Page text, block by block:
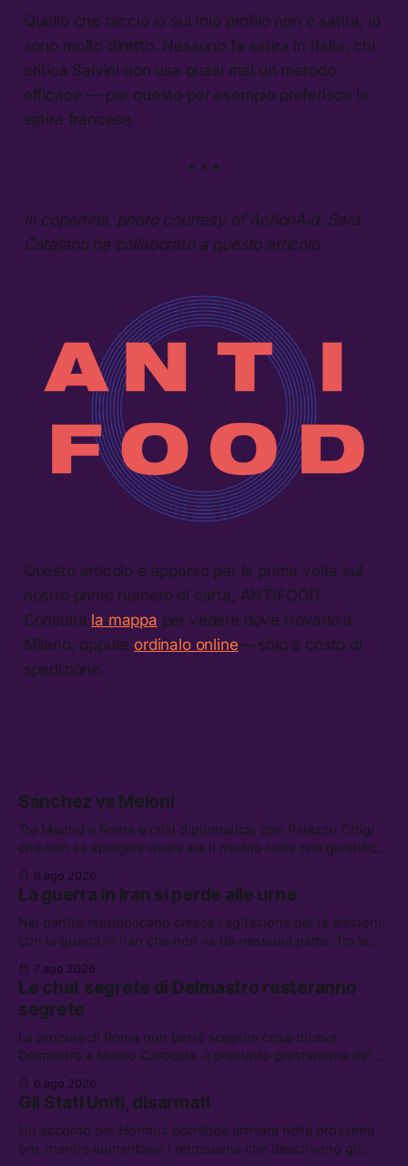
Quello che faccio io sul mio profilo non è satira, io
sono molto diretto. Nessuno fa satira in Italia, chi
critica Salvini non usa quasi mai un metodo
efficace — per questo per esempio preferisco la
satira francese.
* * *
in copertina, photo courtesy of ActionAid. Sara
Catalano ha collaborato a questo articolo
Questo articolo è apparso per la prima volta sul
nostro primo numero di carta, ANTIFOOD.
Consulta la mappa per vedere dove trovarlo a
Milano, oppure ordinalo online— solo a costo di
spedizione.
Sánchez vs Meloni
Tra Madrid e Roma è crisi diplomatica, con Palazzo Chigi
che non sa spiegare quale sia il rischio reale che giustifica
di difesa tra Arabia Saudita, Pakistan e Turchia, la crisi del
carburante irregolare, e un altro caso di IA ribelle
8 ago 2026
La guerra in Iran si perde alle urne
Nel partito repubblicano cresce l’agitazione per le elezioni,
con la guerra in Iran che non va da nessuna parte. Tra le
lavoro, Schlein prova a mettere in sicurezza la coalizione, e
che cos’è lo “Spiralismo,” la religione degli agenti IA
7 ago 2026
Le chat segrete di Delmastro resteranno
segrete
La procura di Roma non potrà scoprire cosa diceva
Delmastro a Mauro Caroccia, il presunto prestanome del
attacchi in Libano, il governo chiederà 36 miliardi di
flessibilità in armi e energia, e Grokipedia è già stata
abbandonata
6 ago 2026
Gli Stati Uniti, disarmati
Un accordo per Hormuz potrebbe arrivare nelle prossime
ore, mentre aumentano i retroscena che descrivono gli